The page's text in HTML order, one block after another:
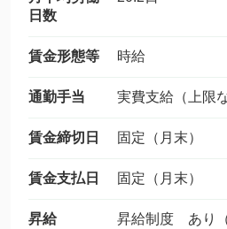
日数
賃金形態等 時給
通勤手当 実費支給（上限
賃金締切日 固定（月末）
賃金支払日 固定（月末）
昇給 昇給制度 あり